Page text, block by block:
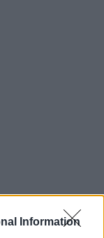
Information